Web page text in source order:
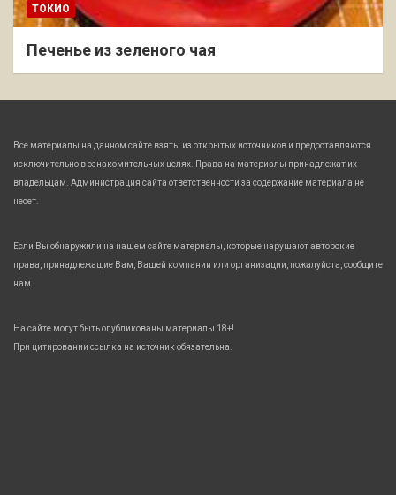
ТОКИО
Печенье из зеленого чая
Все материалы на данном сайте взяты из открытых источников и предоставляются
исключительно в ознакомительных целях. Права на материалы принадлежат их
владельцам. Администрация сайта ответственности за содержание материала не
несет.
Если Вы обнаружили на нашем сайте материалы, которые нарушают авторские
права, принадлежащие Вам, Вашей компании или организации, пожалуйста, сообщите
нам.
На сайте могут быть опубликованы материалы 18+!
При цитировании ссылка на источник обязательна.